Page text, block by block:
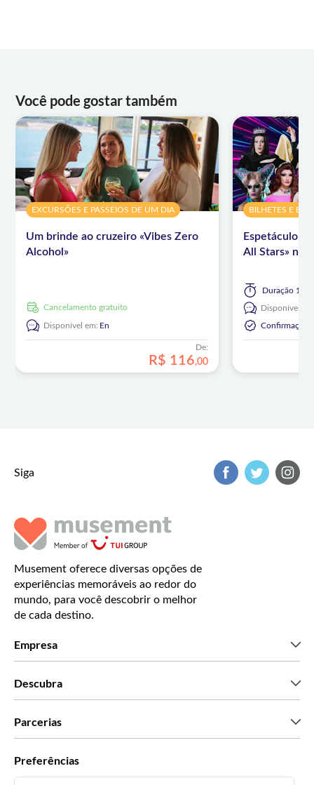
Você pode gostar também
EXCURSÕES E PASSEIOS DE UM DIA
Um brinde ao cruzeiro «Vibes Zero
Alcohol»
Cancelamento gratuito
Disponível em: En
De:
R$ 116,00
BILHETES E
Espetáculo
All Stars» no
Duração 1
Disponível
Confirmação
Siga
Musement oferece diversas opções de
experiências memoráveis ao redor do
mundo, para você descobrir o melhor
de cada destino.
Empresa
Descubra
Parcerias
Preferências